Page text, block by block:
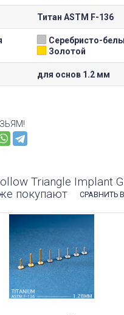
Титан ASTM F-136
Серебристо-
Золотой
для основ 1.2 мм
Triangle Implant
покупают
СРАВНИТЬ